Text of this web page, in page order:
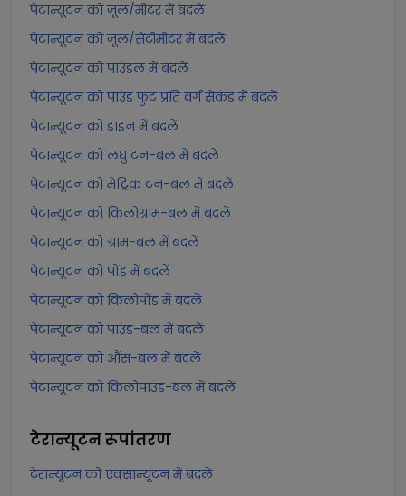
पेटान्यूटन को जूल/मीटर में बदलें
पेटान्यूटन को जूल/सेंटीमीटर में बदलें
पेटान्यूटन को पाउंडल में बदलें
पेटान्यूटन को पाउंड फुट प्रति वर्ग सेकंड में बदलें
पेटान्यूटन को डाइन में बदलें
पेटान्यूटन को लघु टन-बल में बदलें
पेटान्यूटन को मेट्रिक टन-बल में बदलें
पेटान्यूटन को किलोग्राम-बल में बदलें
पेटान्यूटन को ग्राम-बल में बदलें
पेटान्यूटन को पोंड में बदलें
पेटान्यूटन को किलोपोंड में बदलें
पेटान्यूटन को पाउंड-बल में बदलें
पेटान्यूटन को औंस-बल में बदलें
पेटान्यूटन को किलोपाउंड-बल में बदलें
टेरान्यूटनरूपांतरण
टेरान्यूटन को एक्सान्यूटन में बदलें